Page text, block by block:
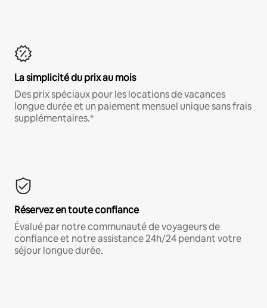
La simplicité du prix au mois
Des prix spéciaux pour les locations de vacances
longue durée et un paiement mensuel unique sans frais
supplémentaires.*
Réservez en toute confiance
Évalué par notre communauté de voyageurs de
confiance et notre assistance 24h/24 pendant votre
séjour longue durée.